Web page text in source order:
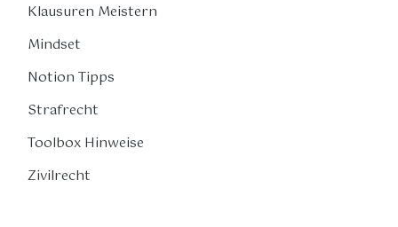
Klausuren Meistern
Mindset
Notion Tipps
Strafrecht
Toolbox Hinweise
Zivilrecht